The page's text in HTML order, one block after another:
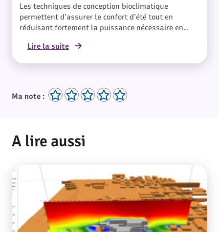
Les techniques de conception bioclimatique
permettent d’assurer le confort d’été tout en
réduisant fortement la puissance nécessaire en
principal d’obtenir des conditions de vie et de
des moyens architecturaux tels que l’orientation du
bâtiment, les énergies renouvelables disponibles
Lire la suite
Ma note :
A lire aussi